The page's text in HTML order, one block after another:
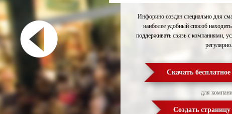
Инфорино создан специально для
наиболее удобный способ
поддерживать связь с компаниями,
регулярно.
Скачать
для
Создать